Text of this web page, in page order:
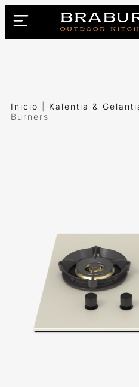
Inicio Kalentia &
Burners